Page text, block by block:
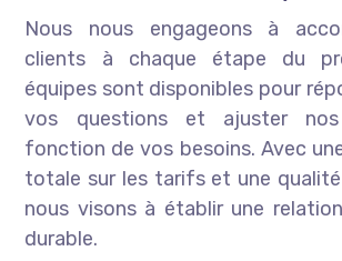
Nous nous engageons à
clients à chaque étape du
équipes sont disponibles pour
vos questions et ajuster
fonction de vos besoins. Avec
totale sur les tarifs et une
nous visons à établir une
durable.